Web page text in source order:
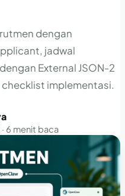
dengan
jadwal
External JSON-2
checklist implementasi.
6 menit baca